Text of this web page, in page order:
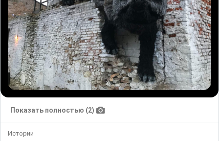
Показать полностью (2)
Истории